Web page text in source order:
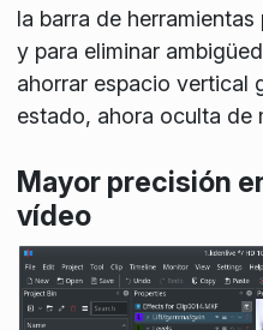
la barra de
y para eliminar
ahorrar espacio vertical
estado, ahora oculta de
Mayor precisión
vídeo